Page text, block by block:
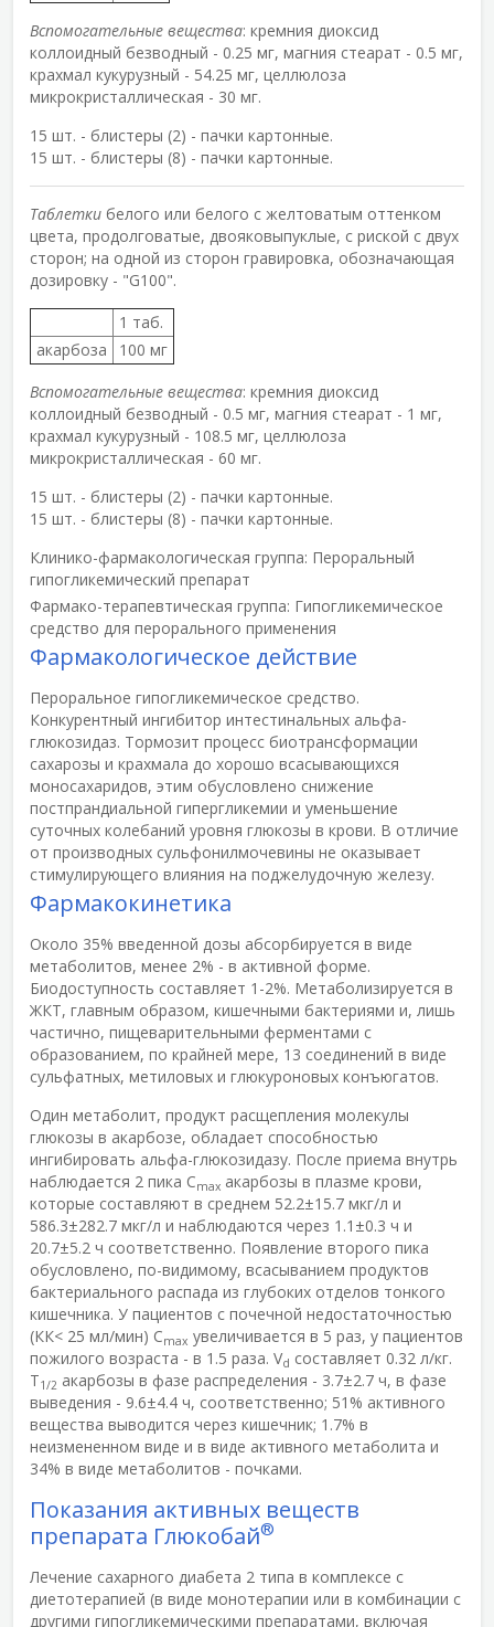
Вспомогательные вещества: кремния диоксид
коллоидный безводный - 0.25 мг, магния стеарат - 0.5 мг,
крахмал кукурузный - 54.25 мг, целлюлоза
микрокристаллическая - 30 мг.
15 шт. - блистеры (2) - пачки картонные.
15 шт. - блистеры (8) - пачки картонные.
Таблетки белого или белого с желтоватым оттенком
цвета, продолговатые, двояковыпуклые, с риской с двух
сторон; на одной из сторон гравировка, обозначающая
дозировку - "G100".
1 таб.
акарбоза
100 мг
Вспомогательные вещества: кремния диоксид
коллоидный безводный - 0.5 мг, магния стеарат - 1 мг,
крахмал кукурузный - 108.5 мг, целлюлоза
микрокристаллическая - 60 мг.
15 шт. - блистеры (2) - пачки картонные.
15 шт. - блистеры (8) - пачки картонные.
Клинико-фармакологическая группа: Пероральный
гипогликемический препарат
Фармако-терапевтическая группа: Гипогликемическое
средство для перорального применения
Фармакологическое действие
Пероральное гипогликемическое средство.
Конкурентный ингибитор интестинальных альфа-
глюкозидаз. Тормозит процесс биотрансформации
сахарозы и крахмала до хорошо всасывающихся
моносахаридов, этим обусловлено снижение
постпрандиальной гипергликемии и уменьшение
суточных колебаний уровня глюкозы в крови. В отличие
от производных сульфонилмочевины не оказывает
стимулирующего влияния на поджелудочную железу.
Фармакокинетика
Около 35% введенной дозы абсорбируется в виде
метаболитов, менее 2% - в активной форме.
Биодоступность составляет 1-2%. Метаболизируется в
ЖКТ, главным образом, кишечными бактериями и, лишь
частично, пищеварительными ферментами с
образованием, по крайней мере, 13 соединений в виде
сульфатных, метиловых и глюкуроновых конъюгатов.
Один метаболит, продукт расщепления молекулы
глюкозы в акарбозе, обладает способностью
ингибировать альфа-глюкозидазу. После приема внутрь
наблюдается 2 пика Cmax акарбозы в плазме крови,
которые составляют в среднем 52.2±15.7 мкг/л и
586.3±282.7 мкг/л и наблюдаются через 1.1±0.3 ч и
20.7±5.2 ч соответственно. Появление второго пика
обусловлено, по-видимому, всасыванием продуктов
бактериального распада из глубоких отделов тонкого
кишечника. У пациентов с почечной недостаточностью
(КК< 25 мл/мин) Cmax увеличивается в 5 раз, у пациентов
пожилого возраста - в 1.5 раза. Vd составляет 0.32 л/кг.
T1/2 акарбозы в фазе распределения - 3.7±2.7 ч, в фазе
выведения - 9.6±4.4 ч, соответственно; 51% активного
вещества выводится через кишечник; 1.7% в
неизмененном виде и в виде активного метаболита и
34% в виде метаболитов - почками.
Показания активных веществ
препарата Глюкобай®
Лечение сахарного диабета 2 типа в комплексе с
диетотерапией (в виде монотерапии или в комбинации с
другими гипогликемическими препаратами, включая